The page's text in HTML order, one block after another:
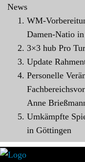
News
WM-
Damen-Natio
3×3 hub Pro
Update
Personelle
Anne
Umkämpfte
in Göttingen